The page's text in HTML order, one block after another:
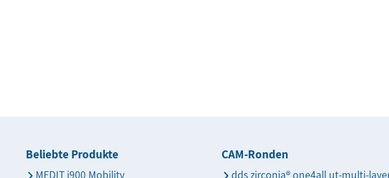
Beliebte Produkte
MEDIT i900 Mobility
CAM-Ronden
dds zirconia® one4all ut-multi-